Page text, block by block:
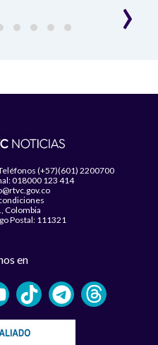
›
(+57)(601) 2200700
018000 123 414
Colombia
Postal: 111321
en